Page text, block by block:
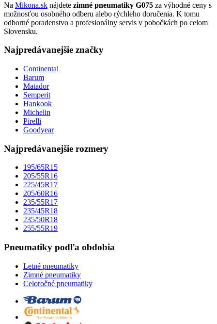
Na Mikona.sk nájdete zimné pneumatiky G075 za výhodné ceny s
možnosťou osobného odberu alebo rýchleho doručenia. K tomu
odborné poradenstvo a profesionálny servis v pobočkách po celom
Slovensku.
Najpredávanejšie značky
Continental
Barum
Matador
Semperit
Hankook
Michelin
Pirelli
Goodyear
Najpredávanejšie rozmery
195/65R15
205/55R16
225/45R17
205/60R16
235/55R17
235/45R18
235/50R18
255/55R19
Pneumatiky podľa obdobia
Letné pneumatiky
Zimné pneumatiky
Celoročné pneumatiky